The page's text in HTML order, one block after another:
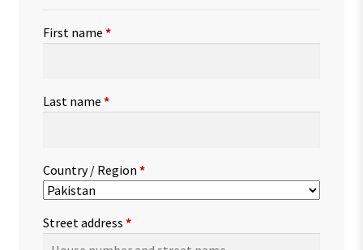
First name *
Last name *
Country / Region *
Street address *